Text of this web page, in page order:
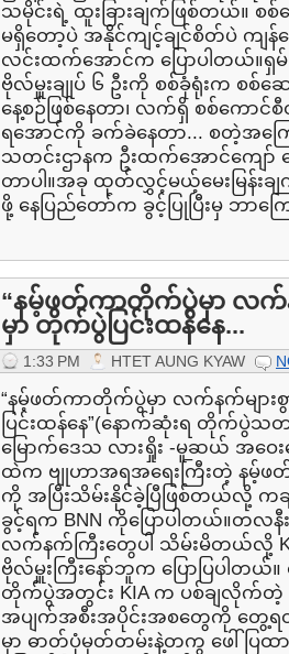
သမိုင်းရဲ့ ထူးခြားချက်ဖြစ်တယ်။
မရှိတော့ပဲ အနိုင်ကျင့်ချင်စိတ်ပဲ ကျ
လင်းထက်အောင်က ပြောပါတယ်။ရှ
ဗိုလ်မှူးချုပ် ၆ ဦးကို စစ်ခုံရုံးက စစ်
နေ့စဉ်ဖြစ်နေတာ၊ လက်ရှိ စစ်ကော
ရအောင်ကို ခက်ခဲနေတာ... စတဲ့အကြ
သတင်းဌာနက ဦးထက်အောင်ကျော် မ
တာပါ။အခု ထုတ်လွှင့်မယ့်မေးမြန်းခ
ဖို့ နေပြည်တော်က ခွင့်ပြုပြီးမှ ဘာကြ
“နမ့်ဖတ်ကာတိုက်ပွဲမှာ လက်န
မှာ တိုက်ပွဲပြင်းထန်နေ...
1:33 PM HTET AUNG KYAW
“နမ့်ဖတ်ကာတိုက်ပွဲမှာ လက်နက်များစွ
ပြင်းထန်နေ”(နောက်ဆုံးရ တိုက်ပွဲသတင်
မြောက်ဒေသ လားရှိုး -မူဆယ် အဝေး
ထဲက ဗျုဟာအရအရေးကြီးတဲ့ နမ့်ဖတ်
ကို အပြီးသိမ်းနိုင်ခဲ့ပြီဖြစ်တယ်လို့ က
ခွင့်ရက BNN ကိုပြောပါတယ်။တလနီ
လက်နက်ကြီးတွေပါ သိမ်းမိတယ်လို့ KIA
ဗိုလ်မှူးကြီးနော်ဘူက ပြောပြပါ
တိုက်ပွဲအတွင်း KIA က ပစ်ချလိုက်
အပျက်အစီးအပိုင်းအစတွေကို တွေ့
မှာ ဓာတ်ပုံမှတ်တမ်းနဲ့တကွ ဖေါ်ပြထား